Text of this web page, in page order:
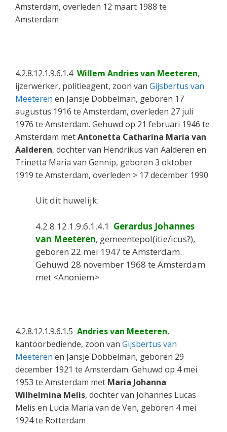
Amsterdam, overleden 12 maart 1988 te
Amsterdam
4.2.8.12.1.9.6.1.4 Willem Andries van Meeteren,
ijzerwerker, politieagent, zoon van Gijsbertus van
Meeteren en Jansje Dobbelman, geboren 17
augustus 1916 te Amsterdam, overleden 27 juli
1976 te Amsterdam. Gehuwd op 21 februari 1946 te
Amsterdam metAntonetta Catharina Maria van
Aalderen, dochter van Hendrikus van Aalderen en
Trinetta Maria van Gennip, geboren 3 oktober
1919 te Amsterdam, overleden > 17 december 1990
Uit dit huwelijk:
4.2.8.12.1.9.6.1.4.1 Gerardus Johannes
van Meeteren, gemeentepol(itie/icus?),
geboren 22 mei 1947 te Amsterdam.
Gehuwd 28 november 1968 te Amsterdam
met <Anoniem>
4.2.8.12.1.9.6.1.5 Andries van Meeteren,
kantoorbediende, zoon van Gijsbertus van
Meeteren en Jansje Dobbelman, geboren 29
december 1921 te Amsterdam. Gehuwd op 4 mei
1953 te Amsterdam met Maria Johanna
Wilhelmina Melis, dochter van Johannes Lucas
Melis en Lucia Maria van de Ven, geboren 4 mei
1924 te Rotterdam